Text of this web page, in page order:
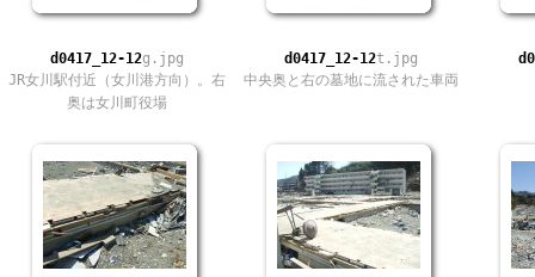
d0417_12-12g.jpg
JR女川駅付近（女川港方向）。右
奥は女川町役場
d0417_12-12t.jpg
中央奥と右の墓地に流された車両